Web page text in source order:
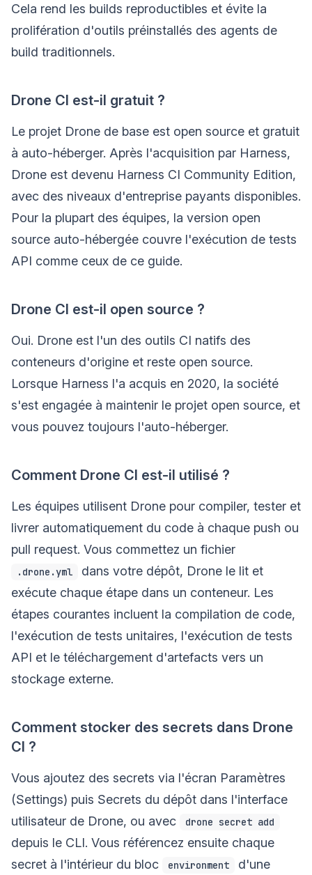
Cela rend les builds reproductibles et évite la
prolifération d'outils préinstallés des agents de
build traditionnels.
Drone CI est-il gratuit ?
Le projet Drone de base est open source et gratuit
à auto-héberger. Après l'acquisition par Harness,
Drone est devenu Harness CI Community Edition,
avec des niveaux d'entreprise payants disponibles.
Pour la plupart des équipes, la version open
source auto-hébergée couvre l'exécution de tests
API comme ceux de ce guide.
Drone CI est-il open source ?
Oui. Drone est l'un des outils CI natifs des
conteneurs d'origine et reste open source.
Lorsque Harness l'a acquis en 2020, la société
s'est engagée à maintenir le projet open source, et
vous pouvez toujours l'auto-héberger.
Comment Drone CI est-il utilisé ?
Les équipes utilisent Drone pour compiler, tester et
livrer automatiquement du code à chaque push ou
pull request. Vous commettez un fichier
.drone.yml
dans votre dépôt, Drone le lit et
exécute chaque étape dans un conteneur. Les
étapes courantes incluent la compilation de code,
l'exécution de tests unitaires, l'exécution de tests
API et le téléchargement d'artefacts vers un
stockage externe.
Comment stocker des secrets dans Drone
CI ?
Vous ajoutez des secrets via l'écran Paramètres
(Settings) puis Secrets du dépôt dans l'interface
utilisateur de Drone, ou avec
drone secret add
depuis le CLI. Vous référencez ensuite chaque
secret à l'intérieur du bloc
environment d'une